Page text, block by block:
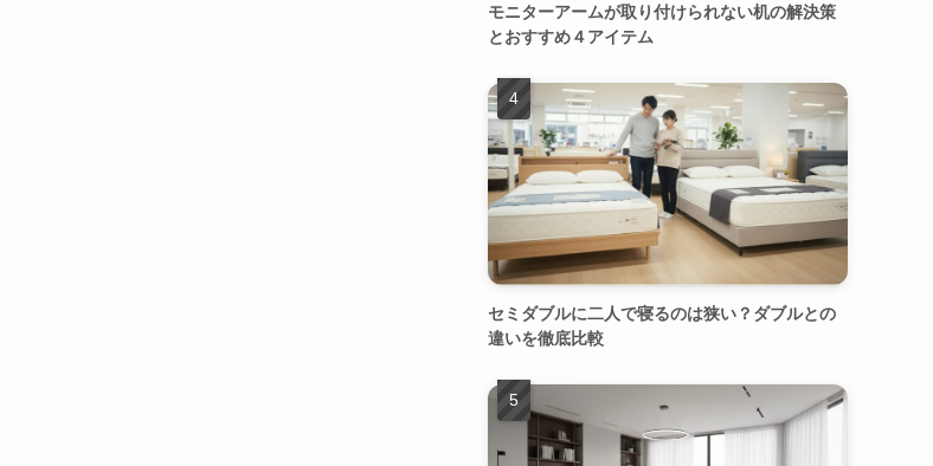
モニターアームが取り付けられない机の解決策
とおすすめ４アイテム
セミダブルに二人で寝るのは狭い？ダブルとの
違いを徹底比較